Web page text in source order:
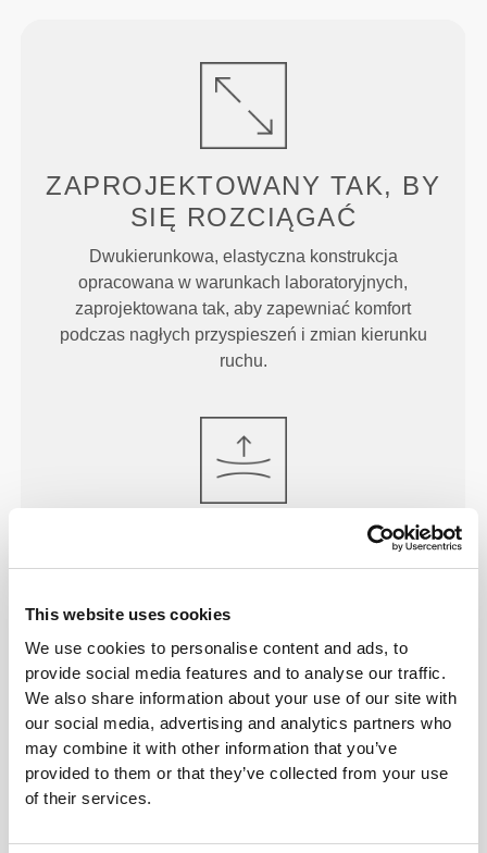
This website uses cookies
We use cookies to personalise content and ads, to
provide social media features and to analyse our traffic.
We also share information about your use of our site with
our social media, advertising and analytics partners who
may combine it with other information that you’ve
provided to them or that they’ve collected from your use
of their services.
ZAPROJEKTOWANY TAK, BY
SIĘ ROZCIĄGAĆ
Dwukierunkowa, elastyczna konstrukcja
opracowana w warunkach laboratoryjnych,
zaprojektowana tak, aby zapewniać komfort
podczas nagłych przyspieszeń i zmian kierunku
ruchu.
IDEALNE
gwarantuje wsparcie i pozostaje na swoim miejscu
ograniczając ruchów ani nie zakrywając zbyt wiele.
WIĘCEJ, NIŻ WIDAĆ NA